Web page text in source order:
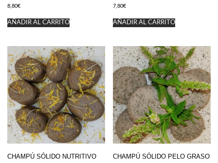
8,80€
AÑADIR AL CARRITO
7,80€
AÑADIR AL CARRITO
CHAMPÚ SÓLIDO NUTRITIVO CHAMPÚ SÓLIDO PELO GRASO